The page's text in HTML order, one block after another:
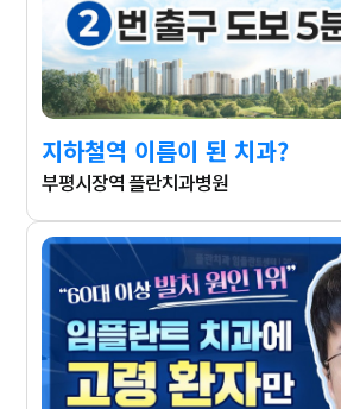
지하철역 이름이 된 치과?
부평시장역 플란치과병원